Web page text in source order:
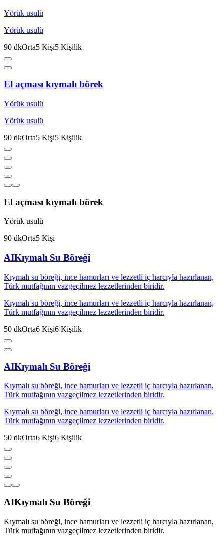
Yörük usulü
Yörük usulü
90 dkOrta5 Kişi5 Kişilik
El açması kıymalı börek
Yörük usulü
Yörük usulü
90 dkOrta5 Kişi5 Kişilik
El açması kıymalı börek
Yörük usulü
90 dkOrta5 Kişi
AIKıymalı Su Böreği
Kıymalı su böreği, ince hamurları ve lezzetli iç harcıyla hazırlanan,
Türk mutfağının vazgeçilmez lezzetlerinden biridir.
Kıymalı su böreği, ince hamurları ve lezzetli iç harcıyla hazırlanan,
Türk mutfağının vazgeçilmez lezzetlerinden biridir.
50 dkOrta6 Kişi6 Kişilik
AIKıymalı Su Böreği
Kıymalı su böreği, ince hamurları ve lezzetli iç harcıyla hazırlanan,
Türk mutfağının vazgeçilmez lezzetlerinden biridir.
Kıymalı su böreği, ince hamurları ve lezzetli iç harcıyla hazırlanan,
Türk mutfağının vazgeçilmez lezzetlerinden biridir.
50 dkOrta6 Kişi6 Kişilik
AIKıymalı Su Böreği
Kıymalı su böreği, ince hamurları ve lezzetli iç harcıyla hazırlanan,
Türk mutfağının vazgeçilmez lezzetlerinden biridir.